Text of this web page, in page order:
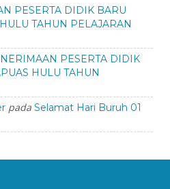
PESERTA DIDIK BARU
TAHUN PELAJARAN
PESERTA DIDIK
HULU TAHUN
pada Selamat Hari Buruh 01